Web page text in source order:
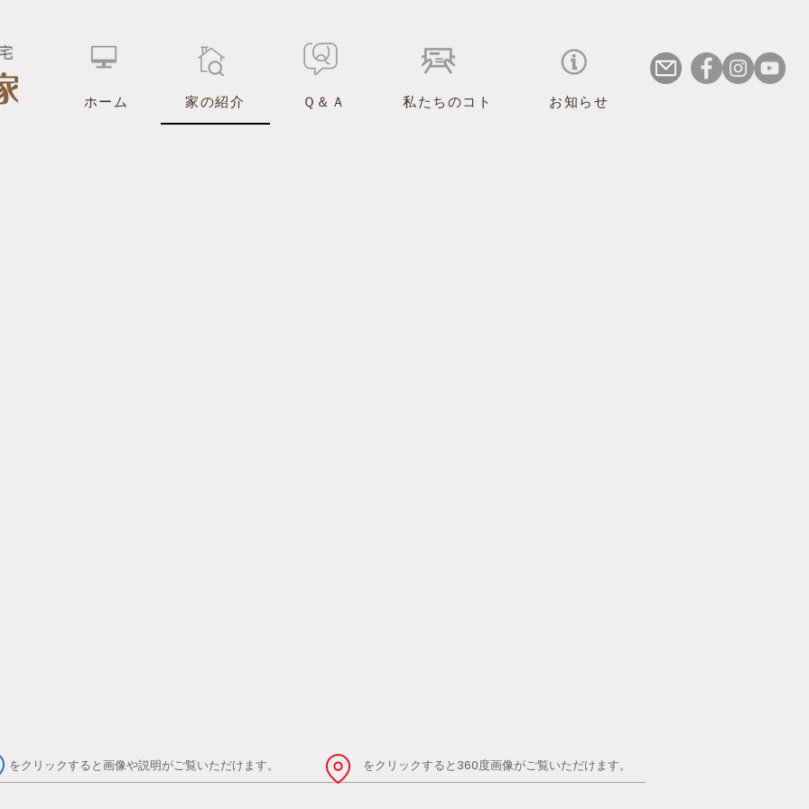
ホーム 家の紹介 Ｑ＆Ａ 私たちのコト お知らせ
をクリックすると画像や説明がご覧いただけます。 をクリックすると360度画像がご覧いただけます。